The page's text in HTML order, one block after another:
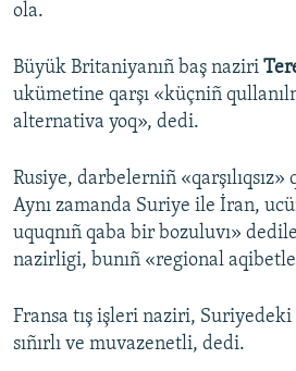
ola.
Büyük Britaniyanıñ baş naziri
ukümetine qarşı «küçniñ
alternativa yoq», dedi.
Rusiye, darbelerniñ «qarşılıqsız»
Aynı zamanda Suriye ile İran,
uquqnıñ qaba bir bozuluvı»
nazirligi, bunıñ «regional
Fransa tış işleri naziri,
sıñırlı ve muvazenetli, dedi.